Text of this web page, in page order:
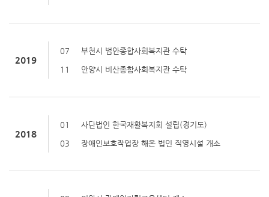
2019
07 부천시 범안종합사회복지관 수탁
11 안양시 비산종합사회복지관 수탁
2018
01 사단법인 한국재활복지회 설립(경기도)
03 장애인보호작업장 해온 법인 직영시설 개소